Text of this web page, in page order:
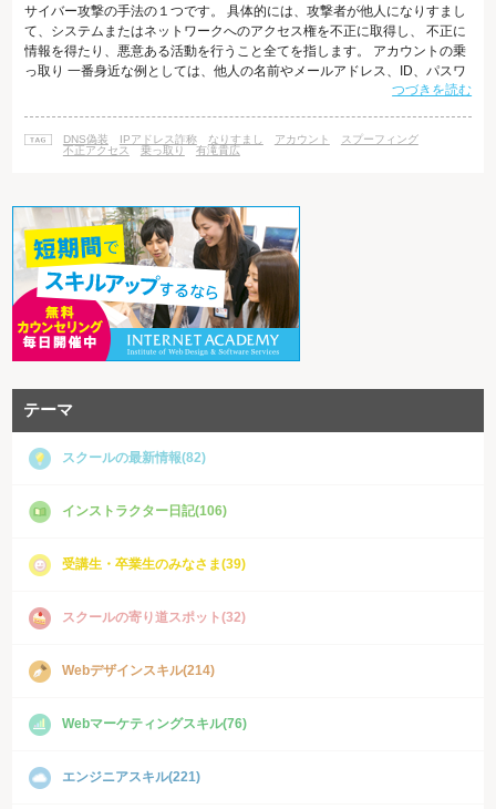
サイバー攻撃の手法の１つです。 具体的には、攻撃者が他人になりすまし
て、システムまたはネットワークへのアクセス権を不正に取得し、 不正に
情報を得たり、悪意ある活動を行うこと全てを指します。 アカウントの乗
っ取り 一番身近な例としては、他人の名前やメールアドレス、ID、パスワ
ードを利用して、 他人のアカウントを乗っ取ることが挙げられます。 他人
り、 オークションサイトを利用することが目的です。 また、掲示板に誹謗
中傷の内容を書きこむなど、いたずらや嫌がらせ、 偽のメールの送信など
つづきを読む
DNS偽装 IPアドレス詐称 なりすまし アカウント
スプーフィング
不正アクセス
乗っ取り 有滝貴広
テーマ
スクールの最新情報(82)
インストラクター日記(106)
受講生・卒業生のみなさま(39)
スクールの寄り道スポット(32)
Webデザインスキル(214)
Webマーケティングスキル(76)
エンジニアスキル(221)